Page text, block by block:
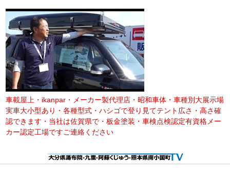
車載屋上・ikanpar・メーカー製代理店・昭和車体・車種別大展示場
実車大小型あり・各種型式・ハシゴで登り見てテント広さ・高さ確
認できます・当社は佐賀県で・板金塗装・車検点検認定有資格メー
カー認定工場ですご連絡ください